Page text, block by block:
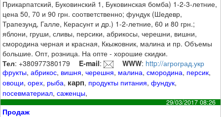
Прикарпатский, Буковинский 1, Буковинская бомба) 1-2-3-летние,
цена 50, 70 и 90 грн. соответственно; фундук (Шедевр,
Трапезунд, Галле, Керасунт и др.) 1-2-летние, 60 и 80 грн.;
яблони, груши, сливы, персики, абрикосы, черешни, вишни,
смородина черная и красная, Ккыжовник, малина и пр. Объемы
большие. Опт, розница. На опте - хорошие скидки.
Тел: +380977380179 E-mail: WWW: http://агроград.укр
фрукты,абрикос, вишня,черешня, малина,смородина, персик,
овощи,орех, рыба, карп, продукты питания,фундук,
посевматериал,саженцы,
29/03/2017 08:26
Продаж